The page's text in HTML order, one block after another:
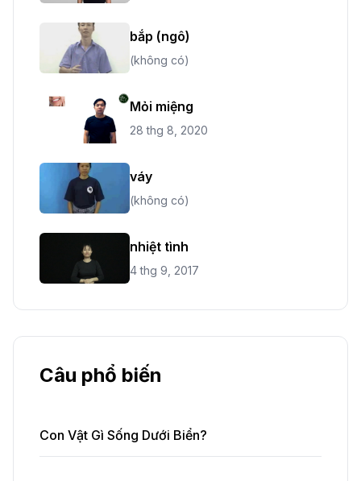
bắp (ngô)
(không có)
Mỏi miệng
28 thg 8, 2020
váy
(không có)
nhiệt tình
4 thg 9, 2017
Câu phổ biến
Con Vật Gì Sống Dưới Biển?